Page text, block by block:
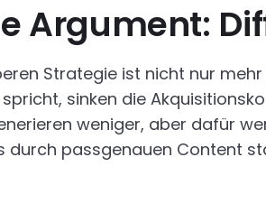
Argument:
Strategie ist nicht nur
sinken die
weniger, aber dafür
durch passgenauen Content